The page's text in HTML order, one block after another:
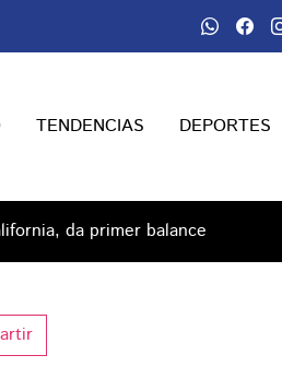
TENDENCIAS DEPORTES
da primer balance